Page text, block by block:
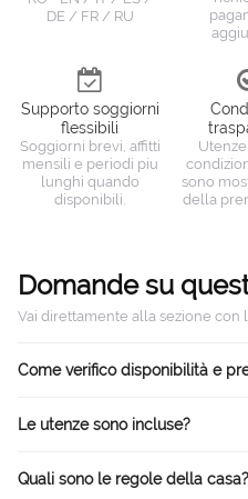
DE / FR / RU
Supporto soggiorni
flessibili
Soggiorni brevi, affitti
mensili e periodi piu
lunghi quando
disponibili.
sono
della
Domande su
Vai direttamente alla sezione con
Come verifico disponibilità e
Le utenze sono incluse?
Quali sono le regole della casa?